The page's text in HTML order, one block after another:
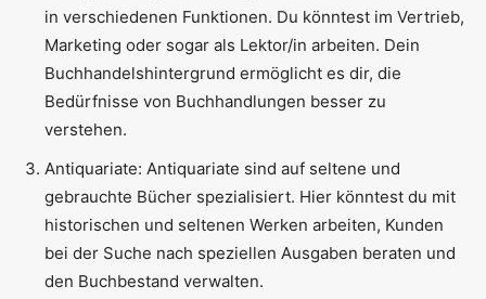
in verschiedenen Funktionen. Du könntest im Vertrieb,
Marketing oder sogar als Lektor/in arbeiten. Dein
Buchhandelshintergrund ermöglicht es dir, die
Bedürfnisse von Buchhandlungen besser zu
verstehen.
Antiquariate: Antiquariate sind auf seltene und
gebrauchte Bücher spezialisiert. Hier könntest du mit
historischen und seltenen Werken arbeiten, Kunden
bei der Suche nach speziellen Ausgaben beraten und
den Buchbestand verwalten.